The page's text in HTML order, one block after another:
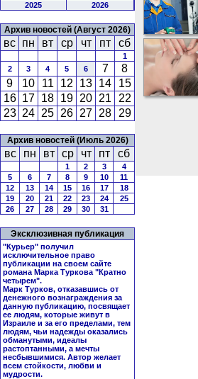
2025 2026
Архив новостей (Август 2026)
вс пн вт ср чт пт сб
1
2
3 4 5 6 7
8
9
10 11 12 13 14
15
16 17 18 19 20 21
22
23 24 25 26 27 28 29
Архив новостей (Июль 2026)
вс пн вт ср чт пт сб
1 2 3
4
5
6 7 8 9 10
11
12
13 14 15 16 17
18
19
20 21 22 23 24
25
26
27 28 29 30 31
Эксклюзивная публикация
"Курьер" получил
исключительное право
публикации на своем сайте
романа Марка Туркова "Кратно
четырем".
Марк Турков, отказавшись от
денежного вознаграждения за
данную публикацию, посвящает
ее людям, которые живут в
Израиле и за его пределами, тем
людям, чьи надежды оказались
обманутыми, идеалы
растоптанными, а мечты
несбывшимися. Автор желает
всем стойкости, любви и
мудрости.